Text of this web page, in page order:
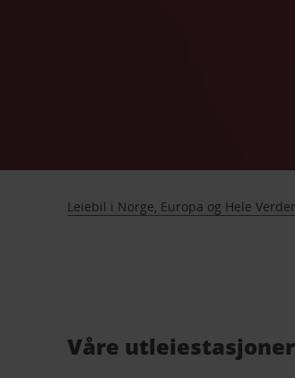
Leiebil i Norge, Europa og Hele
Våre utleiestasjoner